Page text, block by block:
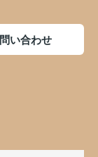
い合わせ